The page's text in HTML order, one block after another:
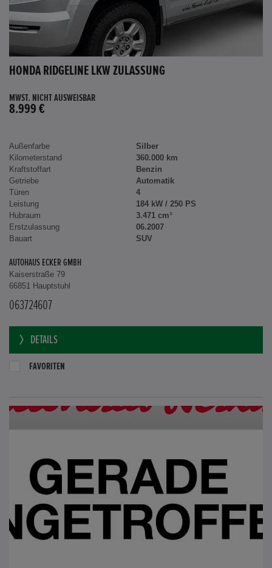
HONDA RIDGELINE LKW ZULASSUNG
MWST. NICHT AUSWEISBAR
8.999 €
Außenfarbe
Silber
Kilometerstand
360.000 km
Kraftstoffart
Benzin
Getriebe
Automatik
Türen
4
Leistung
184 kW / 250 PS
Hubraum
3.471 cm³
Erstzulassung
06.2007
Bauart
SUV
AUTOHAUS ECKER GMBH
Kaiserstraße 79
66851 Hauptstuhl
063724607
DETAILS
FAVORITEN